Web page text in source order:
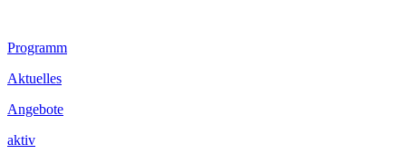
Footer
Inhalt
Programm
Aktuelles
Angebote
aktiv